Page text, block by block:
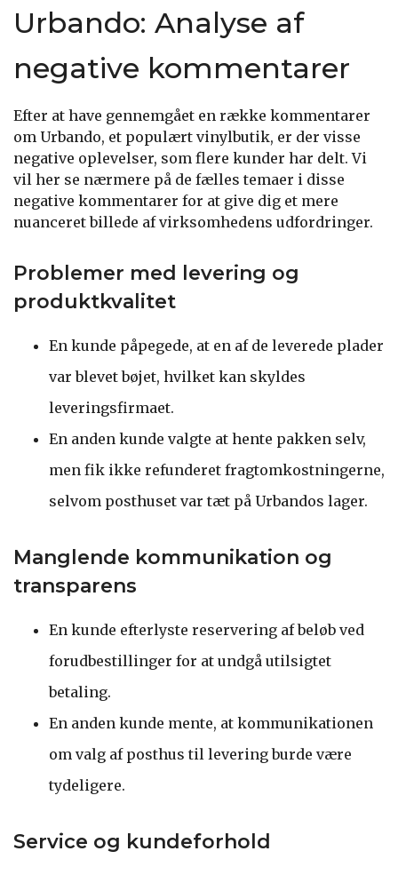
Urbando: Analyse af
negative kommentarer
Efter at have gennemgået en række kommentarer
om Urbando, et populært vinylbutik, er der visse
negative oplevelser, som flere kunder har delt. Vi
vil her se nærmere på de fælles temaer i disse
negative kommentarer for at give dig et mere
nuanceret billede af virksomhedens udfordringer.
Problemer med levering og
produktkvalitet
En kunde påpegede, at en af de leverede plader
var blevet bøjet, hvilket kan skyldes
leveringsfirmaet.
En anden kunde valgte at hente pakken selv,
men fik ikke refunderet fragtomkostningerne,
selvom posthuset var tæt på Urbandos lager.
Manglende kommunikation og
transparens
En kunde efterlyste reservering af beløb ved
forudbestillinger for at undgå utilsigtet
betaling.
En anden kunde mente, at kommunikationen
om valg af posthus til levering burde være
tydeligere.
Service og kundeforhold